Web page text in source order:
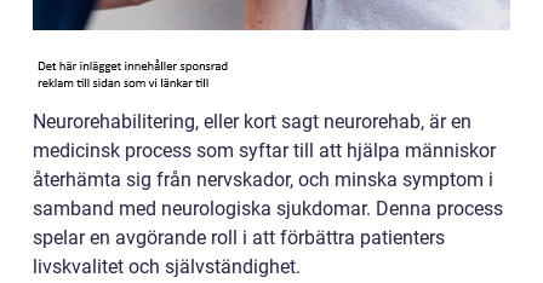
Neurorehabilitering, eller kort sagt neurorehab, är en
medicinsk process som syftar till att hjälpa människor
återhämta sig från nervskador, och minska symptom i
samband med neurologiska sjukdomar. Denna process
spelar en avgörande roll i att förbättra patienters
livskvalitet och självständighet.